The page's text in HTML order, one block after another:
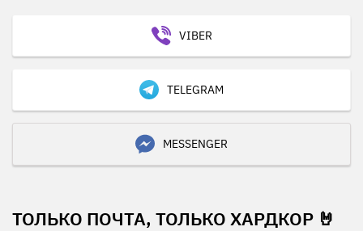
VIBER
TELEGRAM
MESSENGER
ТОЛЬКО ПОЧТА, ТОЛЬКО ХАРДКОР 🤘